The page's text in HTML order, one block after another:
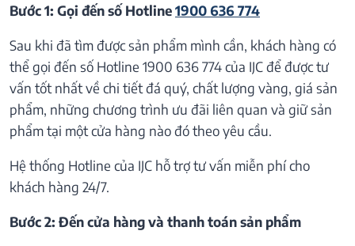
Bước 1: Gọi đến số Hotline1900 636 774
Sau khi đã tìm được sản phẩm mình cần, khách hàng có
thể gọi đến số Hotline 1900 636 774 của IJC để được tư
vấn tốt nhất về chi tiết đá quý, chất lượng vàng, giá sản
phẩm, những chương trình ưu đãi liên quan và giữ sản
phẩm tại một cửa hàng nào đó theo yêu cầu.
Hệ thống Hotline của IJC hỗ trợ tư vấn miễn phí cho
khách hàng 24/7.
Bước 2: Đến cửa hàng và thanh toán sản phẩm